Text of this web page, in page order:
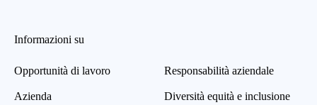
Informazioni su
Opportunità di lavoro
Azienda
Responsabilità aziendale
Diversità equità e inclusione